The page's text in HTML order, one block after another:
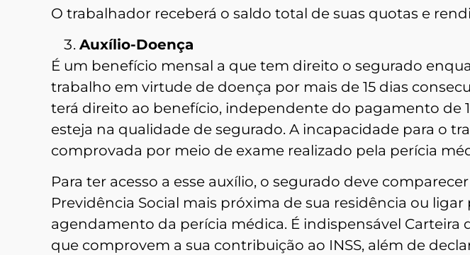
O trabalhador receberá o saldo total de suas quotas e
Auxílio-Doença
É um benefício mensal a que tem direito o segurado
trabalho em virtude de doença por mais de 15 dias
terá direito ao benefício, independente do pagamento de
esteja na qualidade de segurado. A incapacidade para o
comprovada por meio de exame realizado pela perícia
Para ter acesso a esse auxílio, o segurado deve
Previdência Social mais próxima de sua residência ou ligar
agendamento da perícia médica. É indispensável
que comprovem a sua contribuição ao INSS, além de